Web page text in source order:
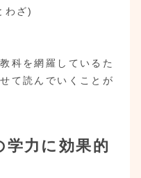
わざ)
科を網羅しているた
て読んでいくことが
学力に効果的